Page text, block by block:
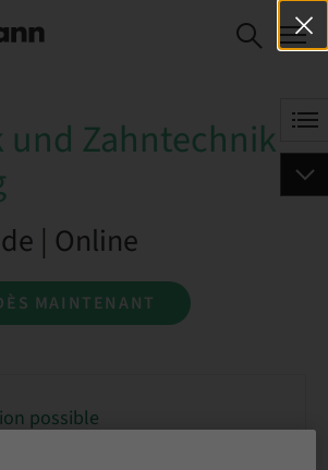
und Zahntechnik
| Online
MAINTENANT
possible